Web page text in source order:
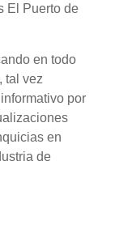
El Puerto de
en todo
tal vez
por
en
de